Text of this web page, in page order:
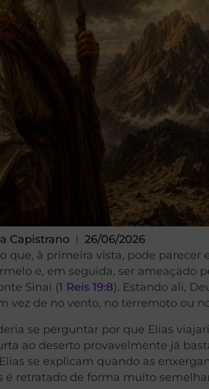
Capistrano
26/06/2026
que, à primeira vista, pode parecer
e, em seguida, ser ameaçado
Sinai (1 Reis 19:8). Estando ali,
vez de no vento, no terremoto ou
se perguntar por que Elias
ao deserto provavelmente já
se explicam quando as
é retratado de forma muito